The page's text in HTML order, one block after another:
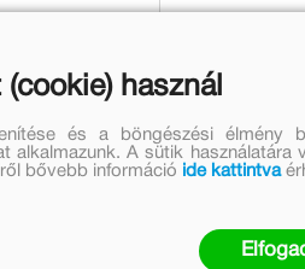
használ
és a böngészési élmény
alkalmazunk. A sütik használatára
bővebb információ ide kattintva